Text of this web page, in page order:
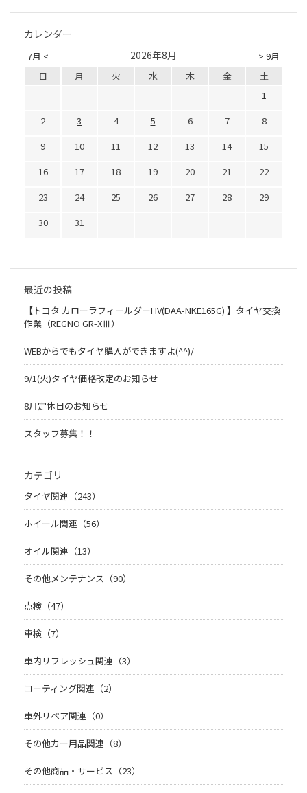
カレンダー
7月 < > 9月
2026年8月
日 月 火 水 木 金
土
1
2
3 4 5 6 7
8
9
10 11 12 13 14
15
16
17 18 19 20 21
22
23
24 25 26 27 28
29
30
31
最近の投稿
【トヨタ カローラフィールダーHV(DAA-NKE165G) 】タイヤ交換
作業（REGNO GR-XⅢ）
WEBからでもタイヤ購入ができますよ(^^)/
9/1(火)タイヤ価格改定のお知らせ
8月定休日のお知らせ
スタッフ募集！！
カテゴリ
タイヤ関連（243）
ホイール関連（56）
オイル関連（13）
その他メンテナンス（90）
点検（47）
車検（7）
車内リフレッシュ関連（3）
コーティング関連（2）
車外リペア関連（0）
その他カー用品関連（8）
その他商品・サービス（23）